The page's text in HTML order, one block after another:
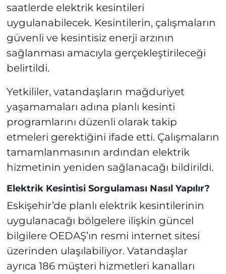
saatlerde elektrik kesintileri
uygulanabilecek. Kesintilerin, çalışmaların
güvenli ve kesintisiz enerji arzının
sağlanması amacıyla gerçekleştirileceği
belirtildi.
Yetkililer, vatandaşların mağduriyet
yaşamamaları adına planlı kesinti
programlarını düzenli olarak takip
etmeleri gerektiğini ifade etti. Çalışmaların
tamamlanmasının ardından elektrik
hizmetinin yeniden sağlanacağı bildirildi.
Elektrik Kesintisi Sorgulaması Nasıl Yapılır?
Eskişehir’de planlı elektrik kesintilerinin
uygulanacağı bölgelere ilişkin güncel
bilgilere OEDAŞ’ın resmi internet sitesi
üzerinden ulaşılabiliyor. Vatandaşlar
ayrıca 186 müşteri hizmetleri kanalları